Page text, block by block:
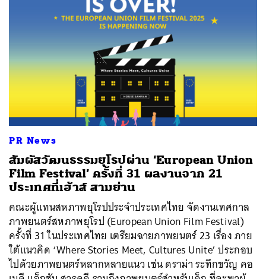
PR News
สัมผัสวัฒนธรรมยุโรปผ่าน ‘European Union
Film Festival’ ครั้งที่ 31 ผลงานจาก 21
ประเทศที่เฮ้าส์ สามย่าน
คณะผู้แทนสหภาพยุโรปประจำประเทศไทย จัดงานเทศกาล
ภาพยนตร์สหภาพยุโรป (European Union Film Festival)
ครั้งที่ 31 ในประเทศไทย เตรียมฉายภาพยนตร์ 23 เรื่อง ภาย
ใต้แนวคิด ‘Where Stories Meet, Cultures Unite’ ประกอบ
ไปด้วยภาพยนตร์หลากหลายแนว เช่น ดราม่า ระทึกขวัญ คอ